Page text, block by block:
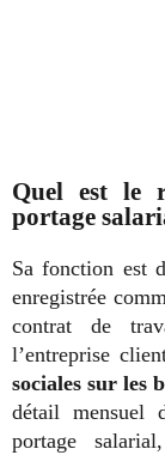
Quel est le
portage
Sa fonction est
enregistrée
contrat de
l’entreprise
sociales sur les
détail mensuel
portage